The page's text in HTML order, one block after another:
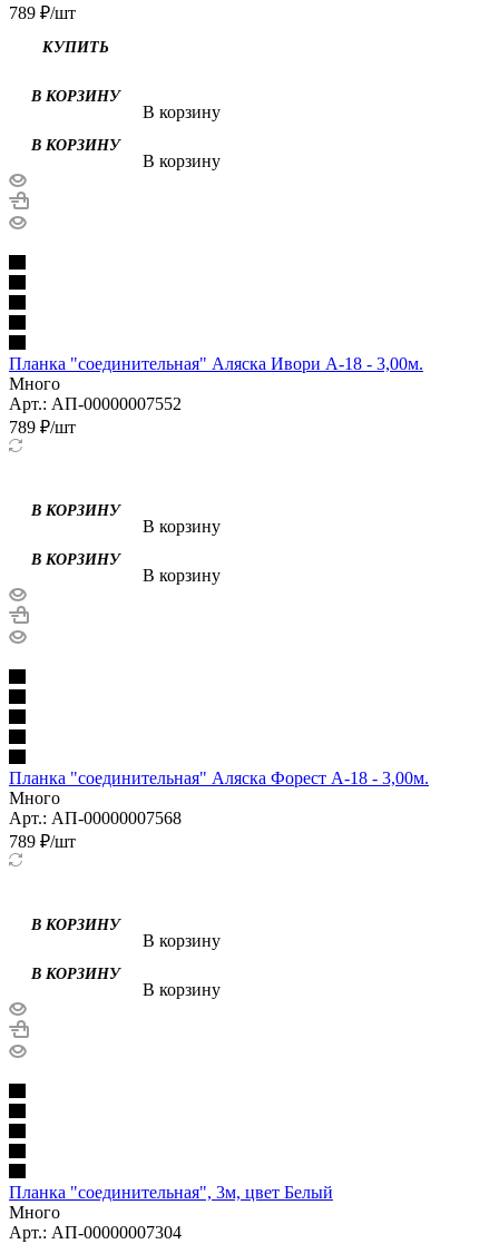
789 ₽/шт
КУПИТЬ
В корзину
В корзину
Планка "соединительная" Аляска Ивори А-18 - 3,00м.
Много
Арт.: АП-00000007552
789 ₽/шт
В корзину
В корзину
Планка "соединительная" Аляска Форест А-18 - 3,00м.
Много
Арт.: АП-00000007568
789 ₽/шт
В корзину
В корзину
Планка "соединительная", 3м, цвет Белый
Много
Арт.: АП-00000007304